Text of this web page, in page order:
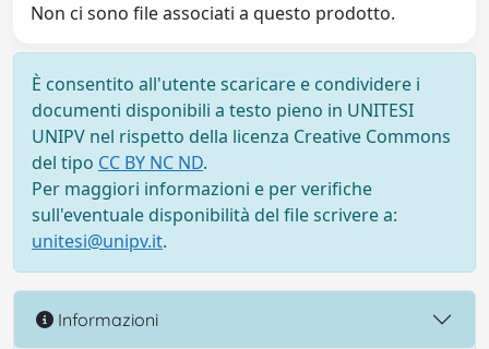
Non ci sono file associati a questo prodotto.
È consentito all'utente scaricare e condividere i
documenti disponibili a testo pieno in UNITESI
UNIPV nel rispetto della licenza Creative Commons
del tipo CC BY NC ND.
Per maggiori informazioni e per verifiche
sull'eventuale disponibilità del file scrivere a:
unitesi@unipv.it.
Informazioni